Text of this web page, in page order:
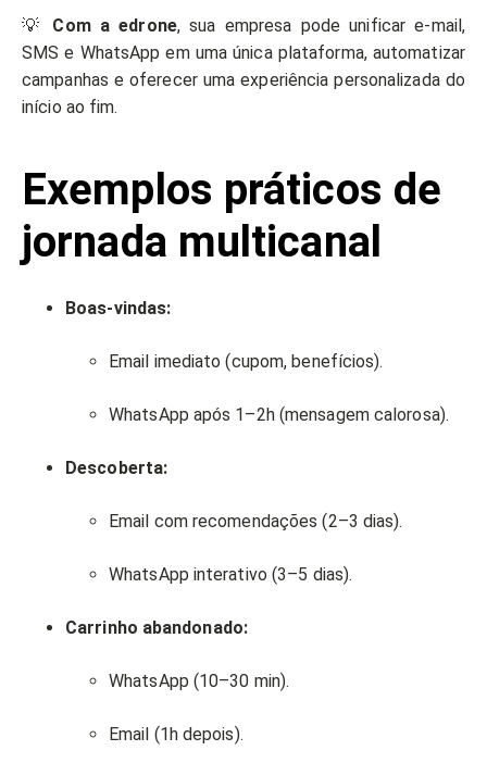
💡 Com a edrone, sua empresa pode unificar e-mail,
SMS e WhatsApp em uma única plataforma, automatizar
campanhas e oferecer uma experiência personalizada do
início ao fim.
Exemplos práticos de
jornada multicanal
Boas-vindas:
Email imediato (cupom, benefícios).
WhatsApp após 1–2h (mensagem calorosa).
Descoberta:
Email com recomendações (2–3 dias).
WhatsApp interativo (3–5 dias).
Carrinho abandonado:
WhatsApp (10–30 min).
Email (1h depois).